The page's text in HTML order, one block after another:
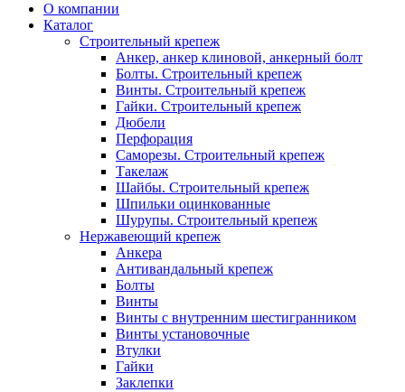
О компании
Каталог
Строительный крепеж
Анкер, анкер клиновой, анкерный болт
Болты. Строительный крепеж
Винты. Строительный крепеж
Гайки. Строительный крепеж
Дюбели
Перфорация
Саморезы. Строительный крепеж
Такелаж
Шайбы. Строительный крепеж
Шпильки оцинкованные
Шурупы. Строительный крепеж
Нержавеющий крепеж
Анкера
Антивандальный крепеж
Болты
Винты
Винты с внутренним шестигранником
Винты установочные
Втулки
Гайки
Заклепки